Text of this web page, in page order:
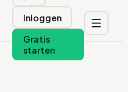
Inloggen
Gratis
starten